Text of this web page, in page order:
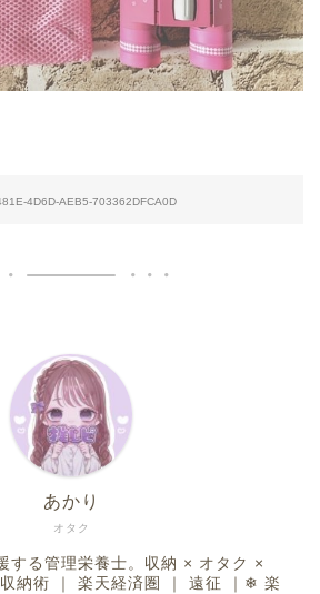
4D6D-AEB5-703362DFCA0D
オタク
あかり
する管理栄養士。収納 × オタク ×
納術 ｜ 楽天経済圏 ｜ 遠征 ｜❄︎ 楽